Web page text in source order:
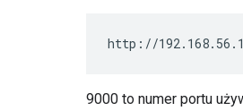
http://
9000 to numer portu